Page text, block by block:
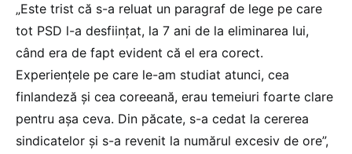
„Este trist că s-a reluat un paragraf de lege pe care
tot PSD l-a desființat, la 7 ani de la eliminarea lui,
când era de fapt evident că el era corect.
Experiențele pe care le-am studiat atunci, cea
finlandeză și cea coreeană, erau temeiuri foarte clare
pentru așa ceva. Din păcate, s-a cedat la cererea
sindicatelor și s-a revenit la numărul excesiv de ore”,